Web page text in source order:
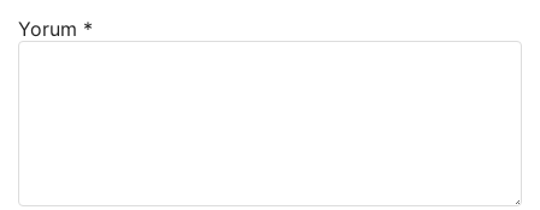
Yorum *